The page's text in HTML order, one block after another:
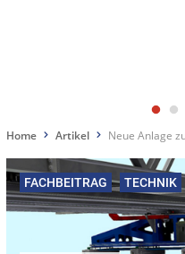
Home Artikel Neue Anlage
FACHBEITRAG TECHNIK